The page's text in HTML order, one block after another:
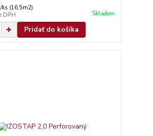
/ks (16,5m2)
DPH Skladom
Pridať do košíka